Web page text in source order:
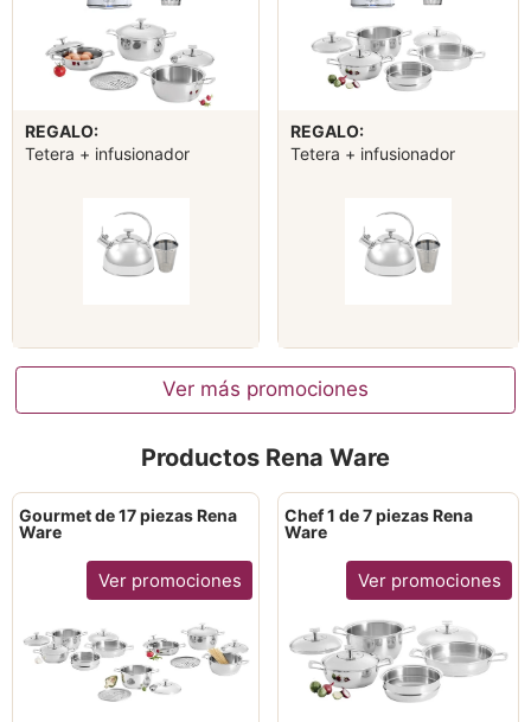
REGALO:
Tetera + infusionador
REGALO:
Tetera + infusionador
Ver más promociones
Productos Rena Ware
Gourmet de 17 piezas Rena
Ware
Ver promociones
Chef 1 de 7 piezas Rena
Ware
Ver promociones